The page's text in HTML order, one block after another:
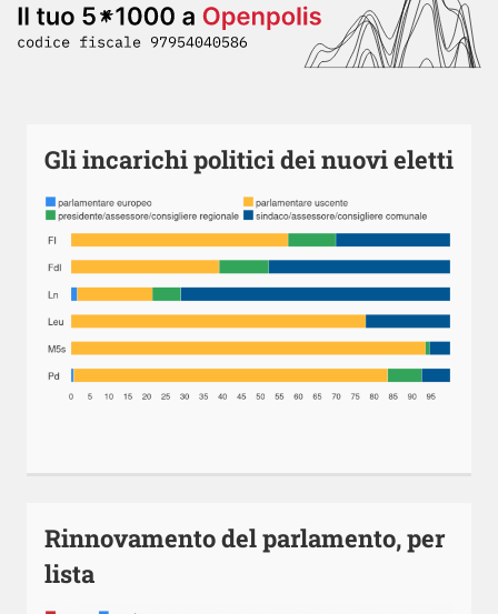
Gli incarichi politici dei nuovi eletti
Rinnovamento del parlamento, per
lista